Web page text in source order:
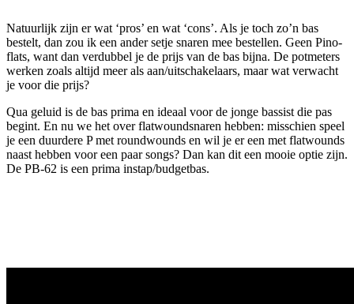
Natuurlijk zijn er wat ‘pros’ en wat ‘cons’. Als je toch zo’n bas
bestelt, dan zou ik een ander setje snaren mee bestellen. Geen Pino-
flats, want dan verdubbel je de prijs van de bas bijna. De potmeters
werken zoals altijd meer als aan/uitschakelaars, maar wat verwacht
je voor die prijs?
Qua geluid is de bas prima en ideaal voor de jonge bassist die pas
begint. En nu we het over flatwoundsnaren hebben: misschien speel
je een duurdere P met roundwounds en wil je er een met flatwounds
naast hebben voor een paar songs? Dan kan dit een mooie optie zijn.
De PB-62 is een prima instap/budgetbas.